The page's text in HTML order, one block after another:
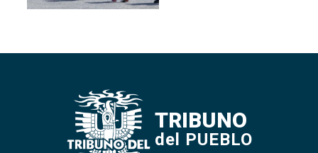
TRIBUNO
del PUEBLO